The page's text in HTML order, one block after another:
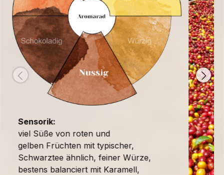
Sensorik:
viel Süße von roten und
gelben Früchten mit typischer,
Schwarztee ähnlich, feiner Würze,
bestens balanciert mit Karamell,